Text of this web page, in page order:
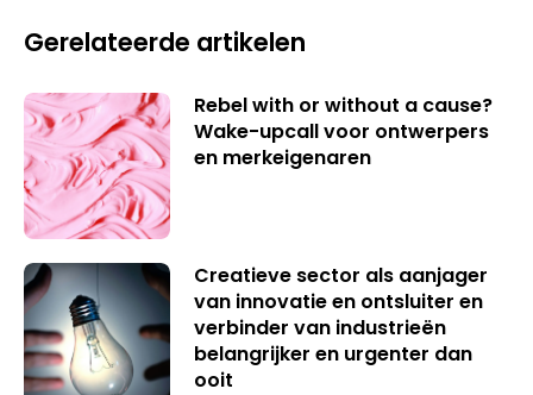
Gerelateerde artikelen
Rebel with or without a cause?
Wake-upcall voor ontwerpers
en merkeigenaren
Creatieve sector als aanjager
van innovatie en ontsluiter en
verbinder van industrieën
belangrijker en urgenter dan
ooit